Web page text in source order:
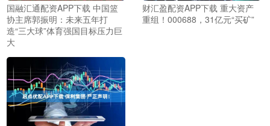
国融汇通配资APP下载 中国篮
协主席郭振明：未来五年打
造“三大球”体育强国目标压力巨
大
财汇盈配资APP下载 重大资产
重组！000688，31亿元“买矿”